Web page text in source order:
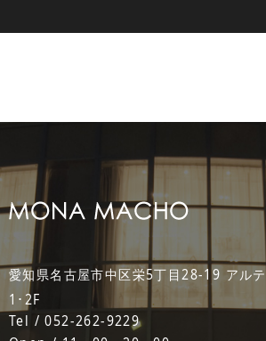
愛知県名古屋市中区栄5丁目28-19 アル
1･2F
Tel / 052-262-9229